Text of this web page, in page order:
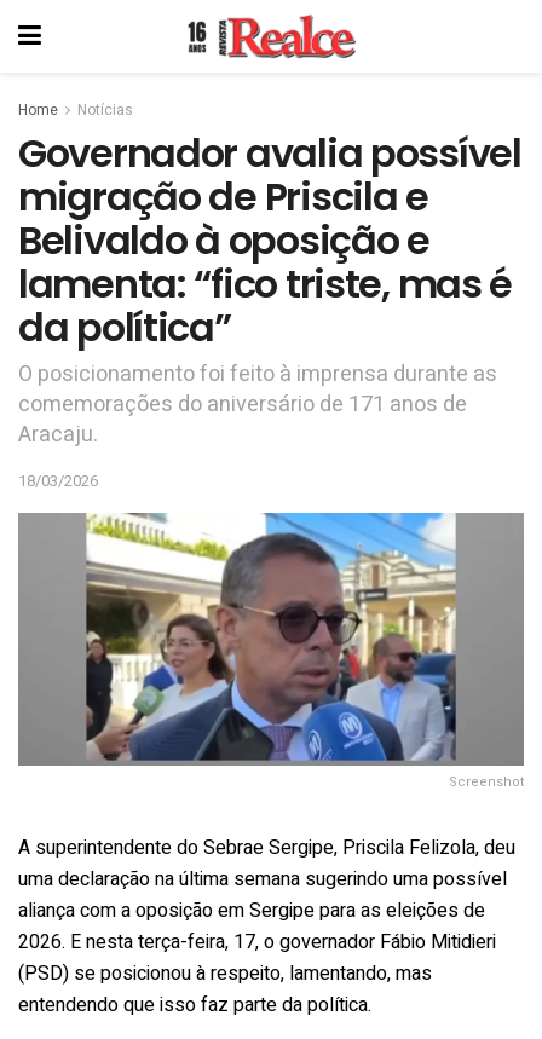
Home Notícias
Governador avalia possível
migração de Priscila e
Belivaldo à oposição e
lamenta: “fico triste, mas é
da política”
O posicionamento foi feito à imprensa durante as
comemorações do aniversário de 171 anos de
Aracaju.
18/03/2026
Screenshot
A superintendente do Sebrae Sergipe, Priscila Felizola, deu
uma declaração na última semana sugerindo uma possível
aliança com a oposição em Sergipe para as eleições de
2026. E nesta terça-feira, 17, o governador Fábio Mitidieri
(PSD) se posicionou à respeito, lamentando, mas
entendendo que isso faz parte da política.